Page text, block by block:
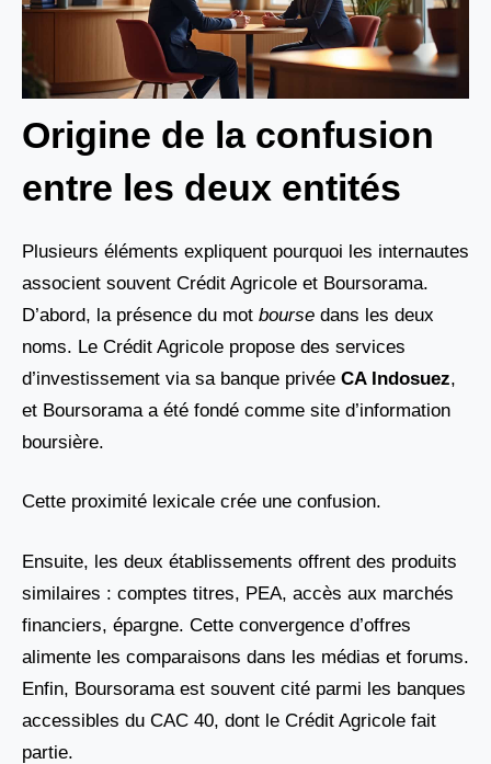
Origine de la confusion
entre les deux entités
Plusieurs éléments expliquent pourquoi les internautes
associent souvent Crédit Agricole et Boursorama.
D’abord, la présence du mot bourse dans les deux
noms. Le Crédit Agricole propose des services
d’investissement via sa banque privée CA Indosuez,
et Boursorama a été fondé comme site d’information
boursière.
Cette proximité lexicale crée une confusion.
Ensuite, les deux établissements offrent des produits
similaires : comptes titres, PEA, accès aux marchés
financiers, épargne. Cette convergence d’offres
alimente les comparaisons dans les médias et forums.
Enfin, Boursorama est souvent cité parmi les banques
accessibles du CAC 40, dont le Crédit Agricole fait
partie.